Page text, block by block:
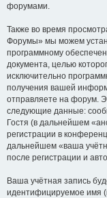
форумами.
Также во время
Форумы» мы можем
программному
документа, целью
исключительно
получения вашей
отправляете на форум.
следующие данные:
Гостя (в дальнейшем
регистрации в
дальнейшем «ваша
после регистрации и
Ваша учётная запись
идентифицируемое имя